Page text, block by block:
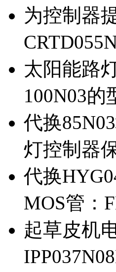
为控制器
太阳能路
100N03的
代换
灯控制器
代换
MOS管：
起草皮机